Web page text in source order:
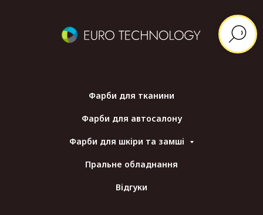
Фарби для тканини
Фарби для автосалону
Фарби для шкіри та замші
Пральне обладнання
Відгуки